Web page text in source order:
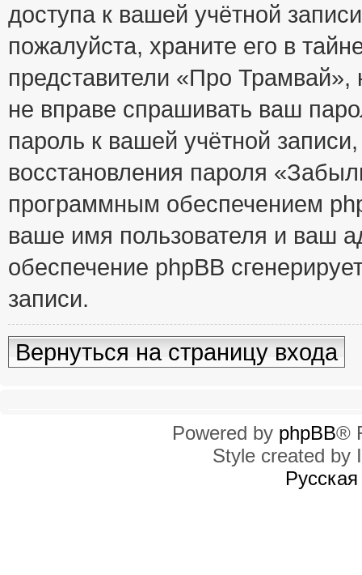
доступа к вашей учётной
пожалуйста, храните его в
представители «Про Трамвай»,
не вправе спрашивать ваш
пароль к вашей учётной
восстановления пароля
программным обеспечением
ваше имя пользователя и ваш
обеспечение phpBB
записи.
Вернуться на страницу входа
Powered by phpBB®
Style created by